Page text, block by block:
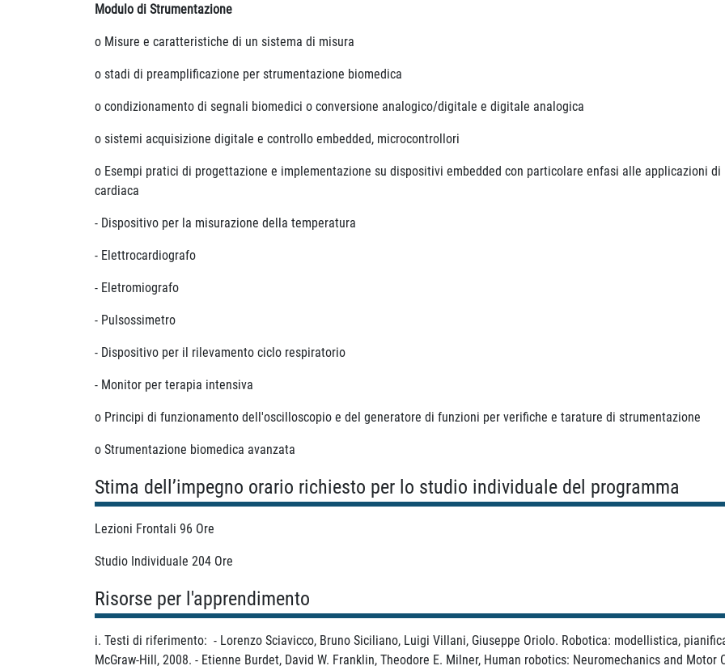
Modulo di Strumentazione
o Misure e caratteristiche di un sistema di misura
o stadi di preamplificazione per strumentazione biomedica
o condizionamento di segnali biomedici o conversione analogico/digitale e digitale analogica
o sistemi acquisizione digitale e controllo embedded, microcontrollori
o Esempi pratici di progettazione e implementazione su dispositivi embedded con particolare enfasi alle applicazioni
cardiaca
- Dispositivo per la misurazione della temperatura
- Elettrocardiografo
- Eletromiografo
- Pulsossimetro
- Dispositivo per il rilevamento ciclo respiratorio
- Monitor per terapia intensiva
o Principi di funzionamento dell'oscilloscopio e del generatore di funzioni per verifiche e tarature di strumentazione
o Strumentazione biomedica avanzata
Stima dell’impegno orario richiesto per lo studio individuale del programma
Lezioni Frontali 96 Ore
Studio Individuale 204 Ore
Risorse per l'apprendimento
i. Testi di riferimento: - Lorenzo Sciavicco, Bruno Siciliano, Luigi Villani, Giuseppe Oriolo. Robotica: modellistica,
McGraw-Hill, 2008. - Etienne Burdet, David W. Franklin, Theodore E. Milner, Human robotics: Neuromechanics and